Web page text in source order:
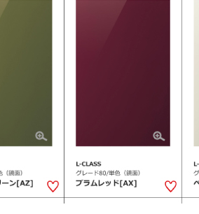
格等の詳細は、当社営業所までお問い合
L-CLASS